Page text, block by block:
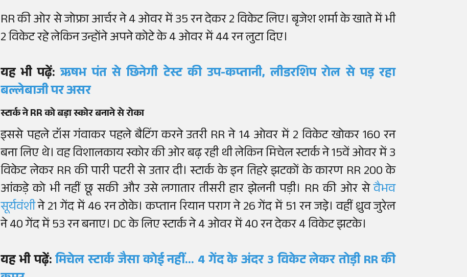
RR की ओर से जोफ्रा आर्चर ने 4 ओवर में 35 रन देकर 2 विकेट लिए। बृजेश शर्मा के खाते में भी
2 विकेट रहे लेकिन उन्होंने अपने कोटे के 4 ओवर में 44 रन लुटा दिए।
यह भी पढ़ें:ऋषभ पंत से छिनेगी टेस्ट की उप-कप्तानी, लीडरशिप रोल से पड़ रहा
बल्लेबाजी पर असर
स्टार्क ने RR को बड़ा स्कोर बनाने से रोका
इससे पहले टॉस गंवाकर पहले बैटिंग करने उतरी RR ने 14 ओवर में 2 विकेट खोकर 160 रन
बना लिए थे। वह विशालकाय स्कोर की ओर बढ़ रही थी लेकिन मिचेल स्टार्क ने 15वें ओवर में 3
विकेट लेकर RR की पारी पटरी से उतार दी। स्टार्क के इन तिहरे झटकों के कारण RR 200 के
आंकड़े को भी नहीं छू सकी और उसे लगातार तीसरी हार झेलनी पड़ी। RR की ओर सेवैभव
सूर्यवंशीने 21 गेंद में 46 रन ठोके। कप्तान रियान पराग ने 26 गेंद में 51 रन जडे़। वहीं ध्रुव जुरेल
ने 40 गेंद में 53 रन बनाए। DC के लिए स्टार्क ने 4 ओवर में 40 रन देकर 4 विकेट झटके।
यह भी पढ़ें:मिचेल स्टार्क जैसा कोई नहीं... 4 गेंद के अंदर 3 विकेट लेकर तोड़ी RR की